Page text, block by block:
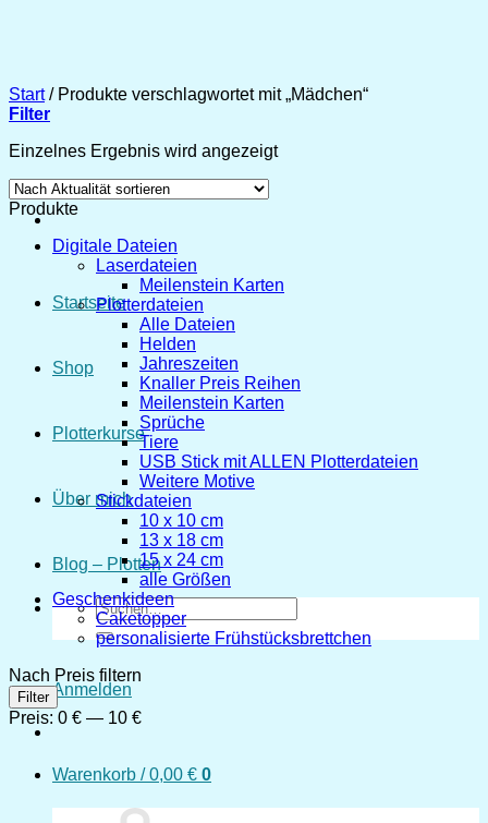
Startseite
Shop
Plotterkurse
Über mich
Blog – Plotten
Suchen
nach:
Anmelden
Warenkorb /0,00 € 0
Start /Produkte verschlagwortet mit „Mädchen“
Filter
Einzelnes Ergebnis wird angezeigt
Produkte
Digitale Dateien
Laserdateien
Meilenstein Karten
Plotterdateien
Alle Dateien
Helden
Jahreszeiten
Knaller Preis Reihen
Meilenstein Karten
Sprüche
Tiere
USB Stick mit ALLEN Plotterdateien
Weitere Motive
Stickdateien
10 x 10 cm
13 x 18 cm
15 x 24 cm
alle Größen
Geschenkideen
Caketopper
personalisierte Frühstücksbrettchen
Nach Preis filtern
Min.
Preis
Max.
Preis
Filter
Preis: 0 € — 10 €